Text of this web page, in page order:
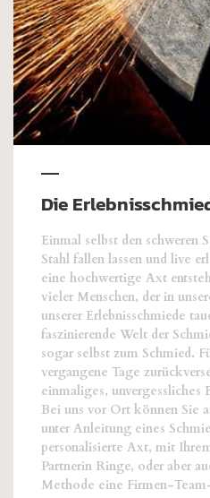
Die
Einmal selbst den schweren
Stahl fallen lassen und live
eine hochwertige Axt
vieler Menschen, der in
unserer Erlebnisschmiede
faszinierende Welt der
sogar selbst zum Schmied.
vergangene Tage
einmaliges, unvergessliches
Bei uns vor Ort können Sie
unter Anleitung eines
personalisierte Axt, mit
Partnerin Ringe, oder aber
Methode eine Firmen-